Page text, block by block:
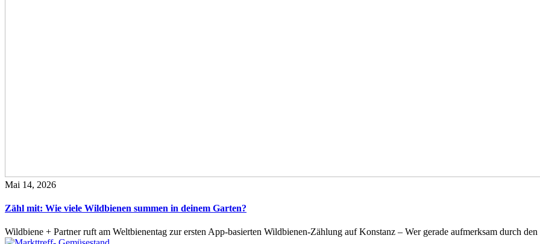
Mai 14, 2026
Zähl mit: Wie viele Wildbienen summen in deinem Garten?
Wildbiene + Partner ruft am Weltbienentag zur ersten App-basierten Wildbienen-Zählung auf Konstanz – Wer gerade aufmerksam durch